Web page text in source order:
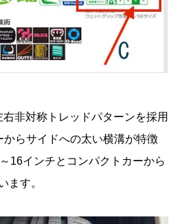
右非対称トレッドパターンを採用
からサイドへの太い横溝が特徴
16インチとコンパクトカーから
ます。